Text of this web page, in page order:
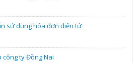
sử dụng hóa đơn điện tử
công ty Đồng Nai